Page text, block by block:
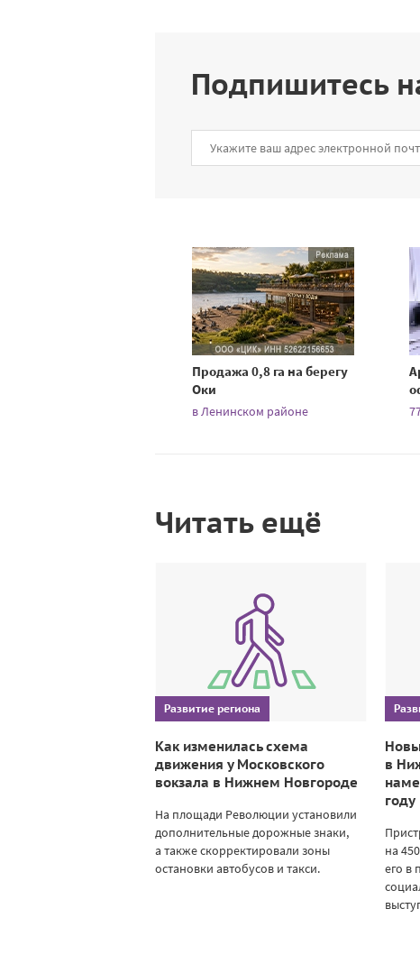
Подпишитесь
Продажа 0,8 га на берегу
Оки
в Ленинском районе
Читать ещё
Развитие региона
Как изменилась схема
движения у Московского
вокзала в Нижнем Новгороде
На площади Революции установили
дополнительные дорожные знаки,
а также скорректировали зоны
остановки автобусов и такси.
в
году
на
его в